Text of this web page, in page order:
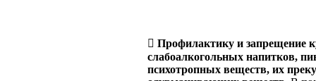
 Профилактику и запрещение
слабоалкогольных напитков,
психотропных веществ, их